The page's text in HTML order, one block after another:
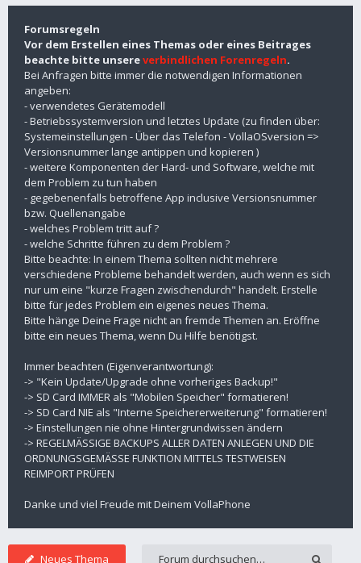
Forumsregeln
Vor dem Erstellen eines Themas oder eines Beitrages
beachte bitte unsereverbindlichen Forenregeln.
Bei Anfragen bitte immer die notwendigen Informationen
angeben:
- verwendetes Gerätemodell
- Betriebssystemversion und letztes Update (zu finden über:
Systemeinstellungen - Über das Telefon - VollaOSversion =>
Versionsnummer lange antippen und kopieren )
- weitere Komponenten der Hard- und Software, welche mit
dem Problem zu tun haben
- gegebenenfalls betroffene App inclusive Versionsnummer
bzw. Quellenangabe
- welches Problem tritt auf ?
- welche Schritte führen zu dem Problem ?
Bitte beachte: In einem Thema sollten nicht mehrere
verschiedene Probleme behandelt werden, auch wenn es sich
nur um eine "kurze Fragen zwischendurch" handelt. Erstelle
bitte für jedes Problem ein eigenes neues Thema.
Bitte hänge Deine Frage nicht an fremde Themen an. Eröffne
bitte ein neues Thema, wenn Du Hilfe benötigst.
Immer beachten (Eigenverantwortung):
-> "Kein Update/Upgrade ohne vorheriges Backup!"
-> SD Card IMMER als "Mobilen Speicher" formatieren!
-> SD Card NIE als "Interne Speichererweiterung" formatieren!
-> Einstellungen nie ohne Hintergrundwissen ändern
-> REGELMÄSSIGE BACKUPS ALLER DATEN ANLEGEN UND DIE
ORDNUNGSGEMÄSSE FUNKTION MITTELS TESTWEISEN
REIMPORT PRÜFEN
Danke und viel Freude mit Deinem VollaPhone
Neues Thema